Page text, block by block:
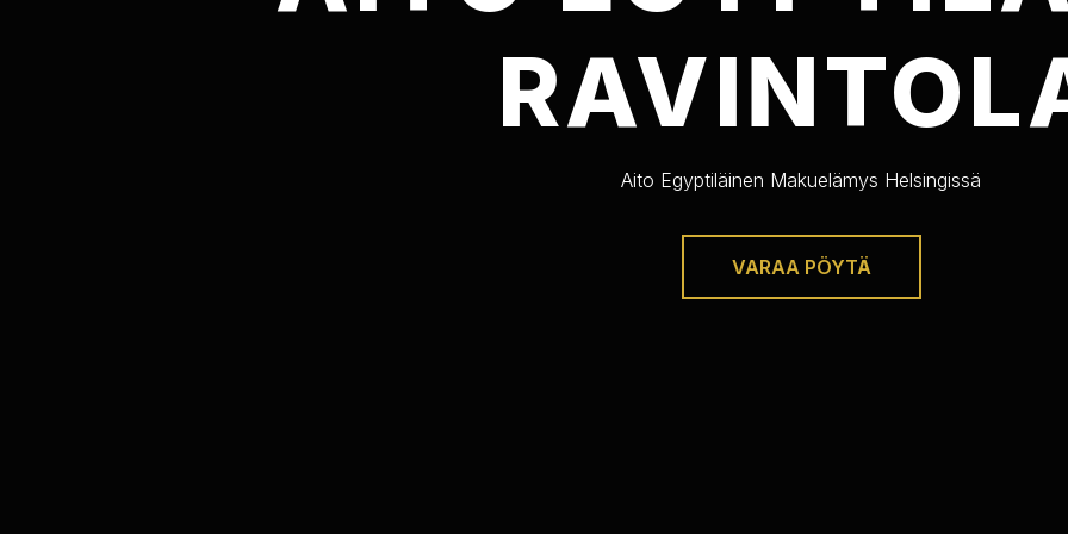
Aito Egyptiläinen Makuelämys Helsingissä
VARAA PÖYTÄ